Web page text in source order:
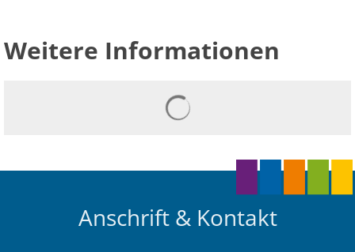
Weitere Informationen
Anschrift & Kontakt